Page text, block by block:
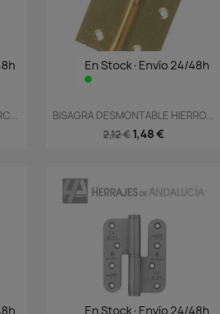
En Stock·Envío 24/48h
Vista rápida
BISAGRA DESMONTABLE HIERRO...
2,12 € 1,48 €
En Stock·Envío 24/48h